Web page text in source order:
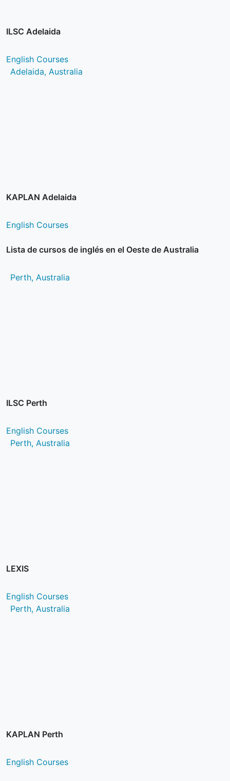
ILSC Adelaida
English Courses
Adelaida, Australia
KAPLAN Adelaida
English Courses
Lista de cursos de inglés en el Oeste de Australia
Perth, Australia
ILSC Perth
English Courses
Perth, Australia
LEXIS
English Courses
Perth, Australia
KAPLAN Perth
English Courses